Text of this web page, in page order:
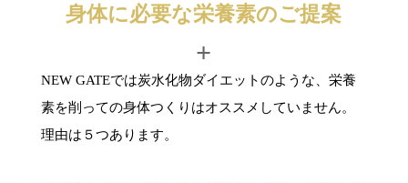
身体に必要な栄養素のご提案
+
NEW GATEでは炭水化物ダイエットのような、栄養
素を削っての身体つくりはオススメしていません。
理由は５つあります。